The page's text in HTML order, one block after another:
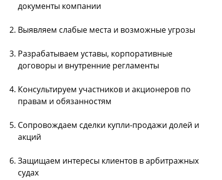
документы компании
Выявляем слабые места и возможные угрозы
Разрабатываем уставы, корпоративные
договоры и внутренние регламенты
Консультируем участников и акционеров по
правам и обязанностям
Сопровождаем сделки купли-продажи долей и
акций
Защищаем интересы клиентов в арбитражных
судах